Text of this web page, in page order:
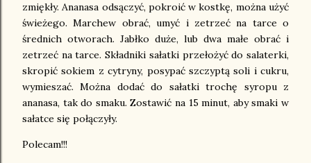
zmiękły. Ananasa odsączyć, pokroić w kostkę, można użyć
świeżego. Marchew obrać, umyć i zetrzeć na tarce o
średnich otworach. Jabłko duże, lub dwa małe obrać i
zetrzeć na tarce. Składniki sałatki przełożyć do salaterki,
skropić sokiem z cytryny, posypać szczyptą soli i cukru,
wymieszać. Można dodać do sałatki trochę syropu z
ananasa, tak do smaku. Zostawić na 15 minut, aby smaki w
sałatce się połączyły.
Polecam!!!